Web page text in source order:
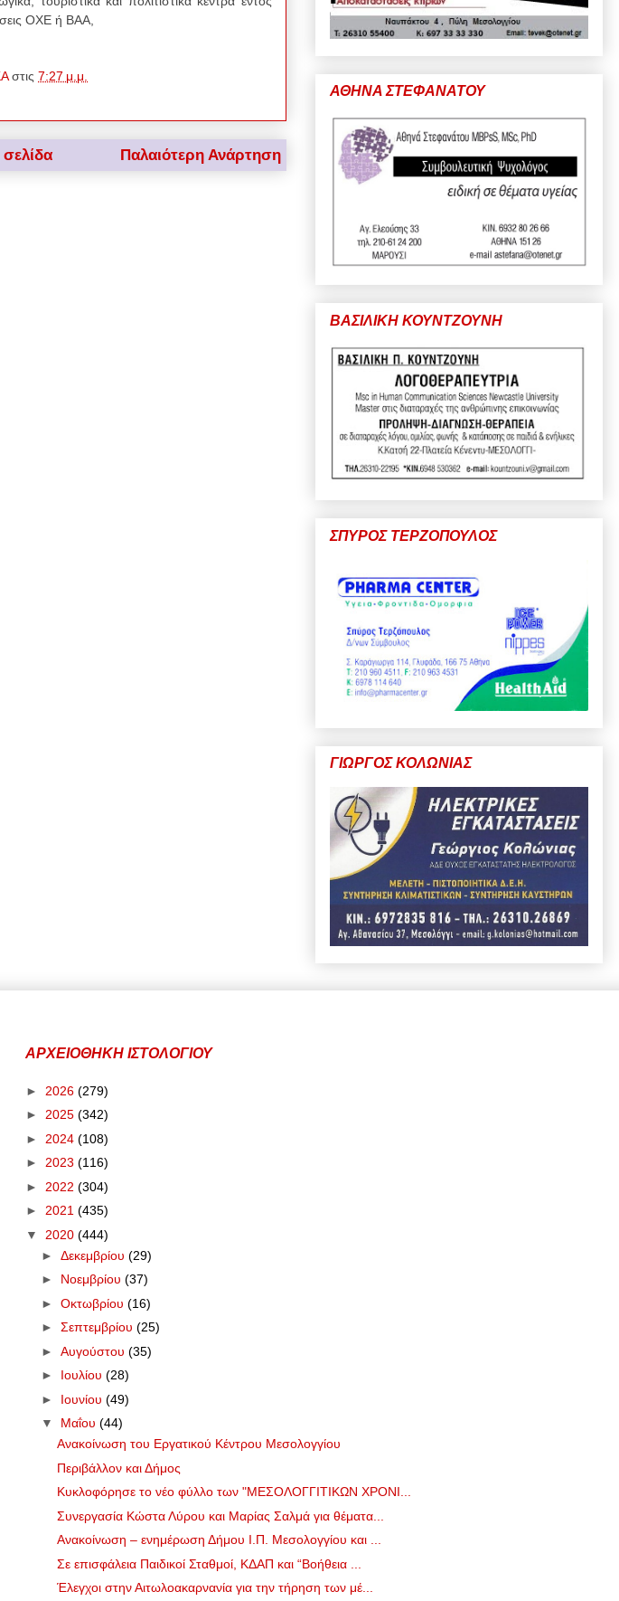
ΟΧΕ ή ΒΑΑ,
στις 7:27 μ.μ.
Παλαιότερη Ανάρτηση
ΑΘΗΝΑ ΣΤΕΦΑΝΑΤΟΥ
ΒΑΣΙΛΙΚΗ ΚΟΥΝΤΖΟΥΝΗ
ΣΠΥΡΟΣ ΤΕΡΖΟΠΟΥΛΟΣ
ΓΙΩΡΓΟΣ ΚΟΛΩΝΙΑΣ
ΑΡΧΕΙΟΘΗΚΗ ΙΣΤΟΛΟΓΙΟΥ
► 2026 (279)
► 2025 (342)
► 2024 (108)
► 2023 (116)
► 2022 (304)
► 2021 (435)
▼ 2020 (444)
► Δεκεμβρίου (29)
► Νοεμβρίου (37)
► Οκτωβρίου (16)
► Σεπτεμβρίου (25)
► Αυγούστου (35)
► Ιουλίου (28)
► Ιουνίου (49)
▼ Μαΐου (44)
Ανακοίνωση του Εργατικού Κέντρου Μεσολογγίου
Περιβάλλον και Δήμος
Κυκλοφόρησε το νέο φύλλο των "ΜΕΣΟΛΟΓΓΙΤΙΚΩΝ ΧΡΟΝΙ...
Συνεργασία Κώστα Λύρου και Μαρίας Σαλμά για θέματα...
Ανακοίνωση – ενημέρωση Δήμου Ι.Π. Μεσολογγίου και ...
Σε επισφάλεια Παιδικοί Σταθμοί, ΚΔΑΠ και “Βοήθεια ...
Έλεγχοι στην Αιτωλοακαρνανία για την τήρηση των μέ...